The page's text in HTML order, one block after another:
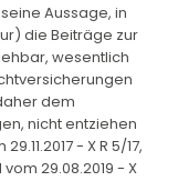
Aussage, in
die Beiträge zur
wesentlich
dem
nicht entziehen
- X R 5/17,
vom 29.08.2019 - X